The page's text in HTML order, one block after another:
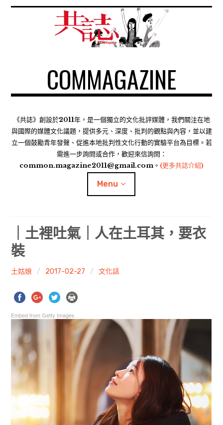
COMMAGAZINE
《共誌》創設於2011年，是一個獨立的文化批評媒體，我們關注在地
與國際的媒體文化議題，提供多元、深度、批判的觀點與內容，並以建
立一個鼓勵青年發聲、促進本地批判性文化行動的實驗平台為目標。若
需進一步詢問或合作，歡迎來信詢問：
common.magazine2011@gmail.com。 (更多共誌介紹)
Menu
共專題
共評論
共想/共享
共青年
勞動誌
共誌寫手
各期目錄
索取共誌
｜土裡吐氣｜人在土耳其，要衣
裝
土姑娘 2017-02-27 文化誌
Embed from Getty Images